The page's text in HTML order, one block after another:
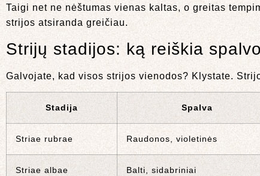
Taigi net ne nėštumas vienas kaltas, o greitas
strijos atsiranda greičiau.
Strijų stadijos: ką reiškia
Galvojate, kad visos strijos vienodos? Klystate.
Stadija Spalva
Striae rubrae Raudonos, violetinės
Striae albae Balti, sidabriniai